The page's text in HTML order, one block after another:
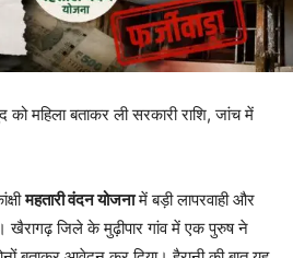
महिला बताकर ली सरकारी राशि, जांच में
महतारी वंदन योजनामें बड़ी लापरवाही और
खैरागढ़ जिले के मुढ़ीपार गांव में एक पुरुष ने